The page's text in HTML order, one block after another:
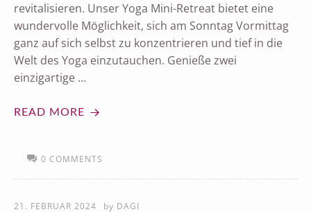
revitalisieren. Unser Yoga Mini-Retreat bietet eine
wundervolle Möglichkeit, sich am Sonntag Vormittag
ganz auf sich selbst zu konzentrieren und tief in die
Welt des Yoga einzutauchen. Genieße zwei
einzigartige …
READ MORE
0 COMMENTS
21. FEBRUAR 2024 by DAGI